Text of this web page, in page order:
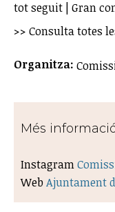
tot seguit | Gran
>> Consulta totes
Organitza:
Més
Instagram
Web Ajuntament